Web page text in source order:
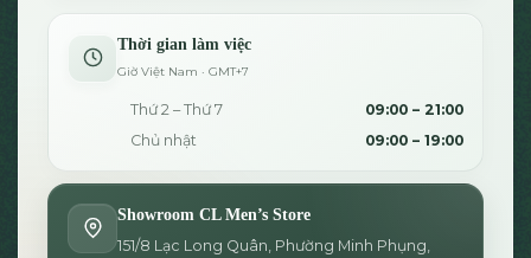
Thời gian làm việc
Giờ Việt Nam · GMT+7
Thứ 2 – Thứ 7
09:00 – 21:00
Chủ nhật
09:00 – 19:00
Showroom CL Men’s Store
151/8 Lạc Long Quân, Phường Minh Phụng,